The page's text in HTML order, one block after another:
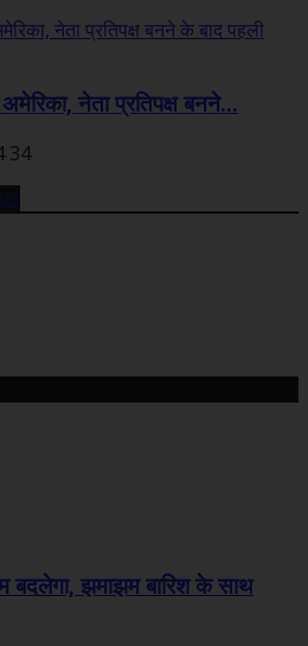
नेता प्रतिपक्ष बनने...
34
बदलेगा, झमाझम बारिश के साथ